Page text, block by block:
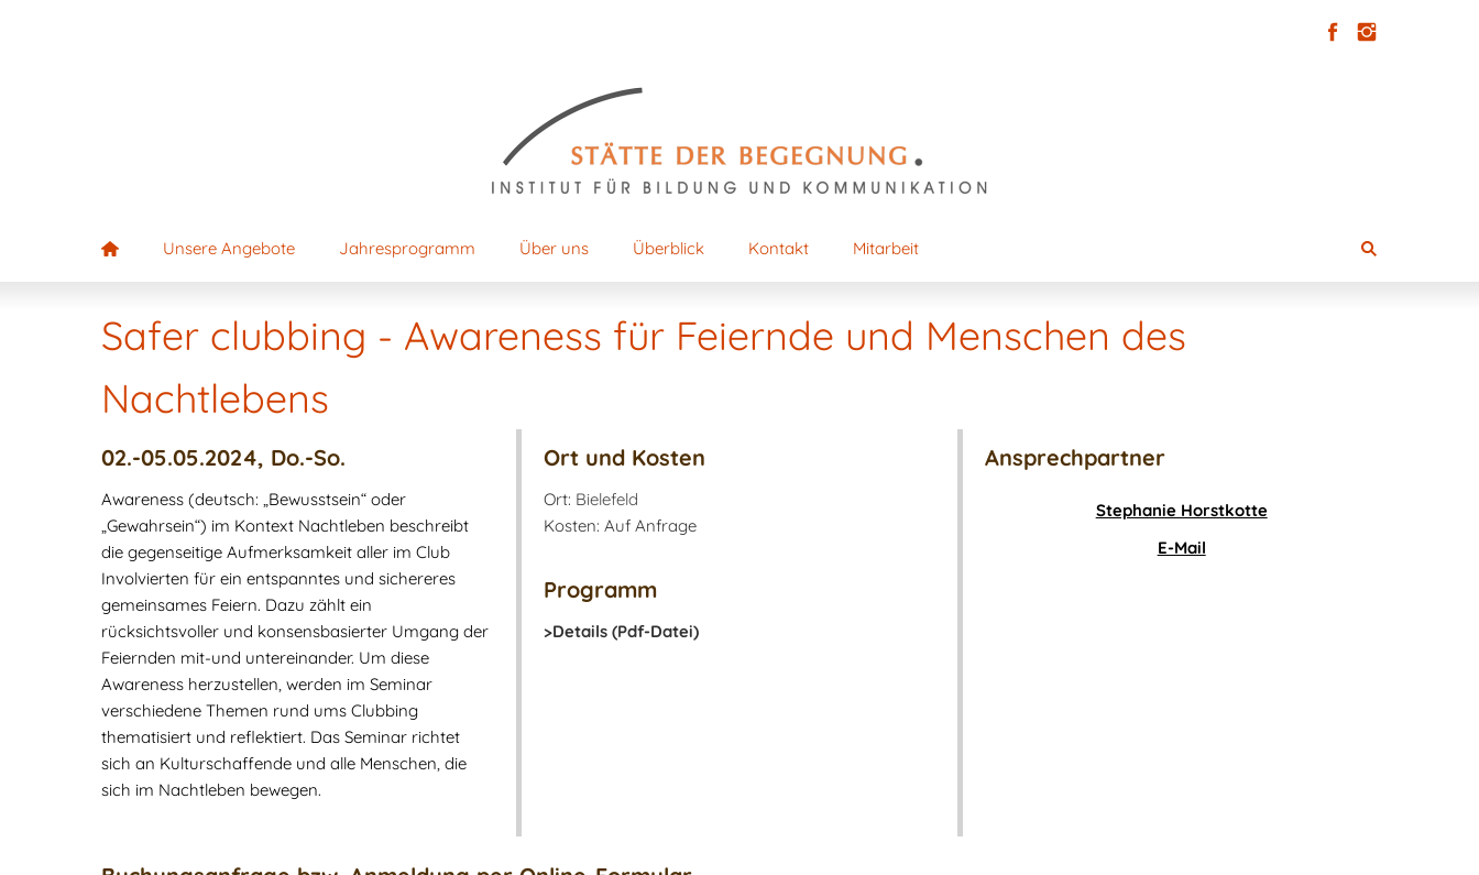
Unsere Angebote Jahresprogramm Über uns Überblick Kontakt Mitarbeit
Safer clubbing - Awareness für Feiernde und Menschen des
Nachtlebens
02.-05.05.2024, Do.-So.
Awareness (deutsch: „Bewusstsein“ oder
„Gewahrsein“) im Kontext Nachtleben beschreibt
die gegenseitige Aufmerksamkeit aller im Club
Involvierten für ein entspanntes und sichereres
gemeinsames Feiern. Dazu zählt ein
rücksichtsvoller und konsensbasierter Umgang der
Feiernden mit-und untereinander. Um diese
Awareness herzustellen, werden im Seminar
verschiedene Themen rund ums Clubbing
thematisiert und reflektiert. Das Seminar richtet
sich an Kulturschaffende und alle Menschen, die
sich im Nachtleben bewegen.
Ort und Kosten
Ort: Bielefeld
Kosten: Auf Anfrage
Programm
>Details (Pdf-Datei)
Ansprechpartner
Stephanie Horstkotte
E-Mail